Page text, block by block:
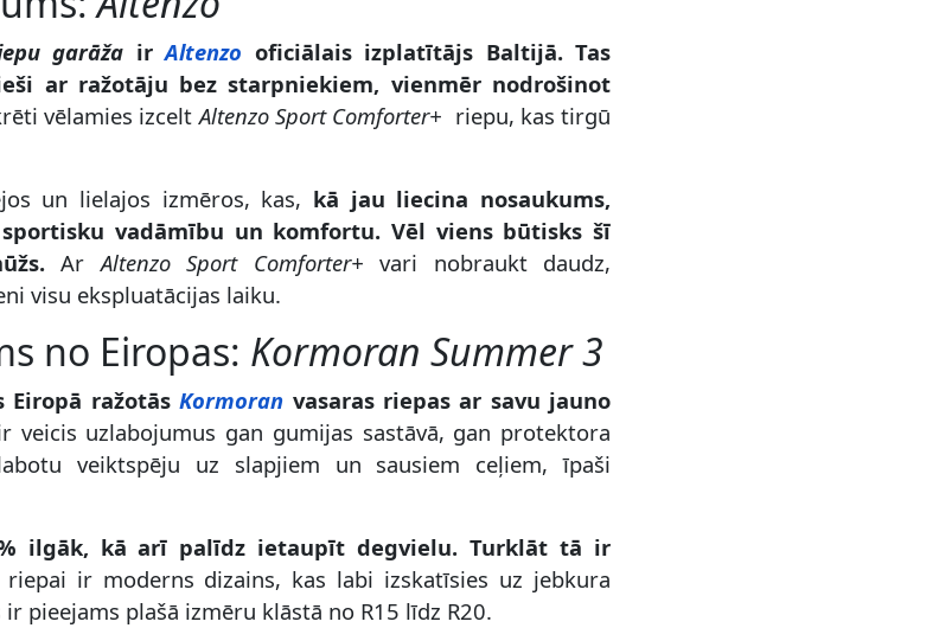
garāža irAltenzo oficiālais izplatītājs Baltijā. Tas
ar ražotāju bez starpniekiem, vienmēr nodrošinot
vēlamies izceltAltenzo Sport Comforter+ riepu, kas tirgū
un lielajos izmēros, kas, kā jau liecina nosaukums,
vadāmību un komfortu. Vēl viens būtisks šī
ArAltenzo Sport Comforter+ vari nobraukt daudz,
visu ekspluatācijas laiku.
no Eiropas: Kormoran Summer 3
Eiropā ražotāsKormoran vasaras riepas ar savu jauno
veicis uzlabojumus gan gumijas sastāvā, gan protektora
veiktspēju uz slapjiem un sausiem ceļiem, īpaši
ilgāk, kā arī palīdz ietaupīt degvielu. Turklāt tā ir
riepai ir moderns dizains, kas labi izskatīsies uz jebkura
ir pieejams plašā izmēru klāstā no R15 līdz R20.